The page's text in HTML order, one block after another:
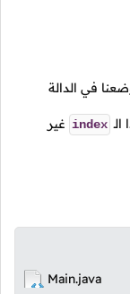
في الدالة
index غير
Main.java